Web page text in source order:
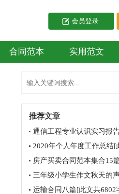
会员登录
合同范本 实用范文
推荐文章
通信工程专业认识实习报
2020年个人年度工作总结[
房产买卖合同范本集合15
三年级小学生作文秋天的
字]运输合同八篇[此文共6802